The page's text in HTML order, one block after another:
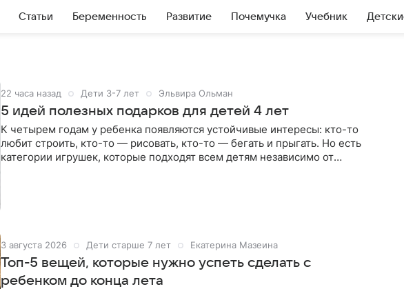
Статьи Беременность Развитие Почемучка Учебник
22 часа назад Дети 3-7 лет Эльвира Ольман
5 идей полезных подарков для детей 4 лет
К четырем годам у ребенка появляются устойчивые интересы: кто-то
любит строить, кто-то — рисовать, кто-то — бегать и прыгать. Но есть
категории игрушек, которые подходят всем детям независимо от
3 августа 2026 Дети старше 7 лет Екатерина Мазеина
Топ-5 вещей, которые нужно успеть сделать с
ребенком до конца лета